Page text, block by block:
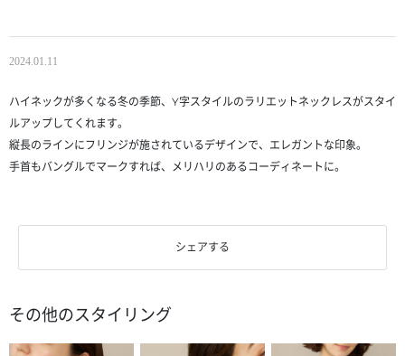
2024.01.11
ハイネックが多くなる冬の季節、Y字スタイルのラリエットネックレスがスタイ
ルアップしてくれます。
縦長のラインにフリンジが施されているデザインで、エレガントな印象。
手首もバングルでマークすれば、メリハリのあるコーディネートに。
シェアする
その他のスタイリング